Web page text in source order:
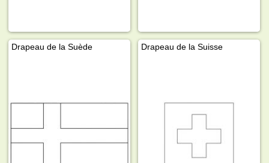
Drapeau de la Suède Drapeau de la Suisse